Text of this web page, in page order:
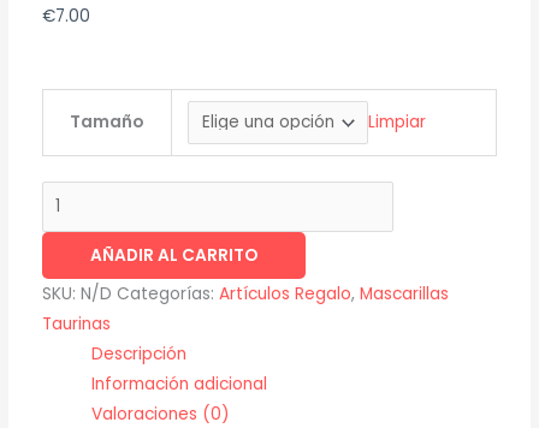
€7.00
Tamaño Limpiar
AÑADIR AL CARRITO
SKU: N/D Categorías: Artículos Regalo, Mascarillas
Taurinas
Descripción
Información adicional
Valoraciones (0)